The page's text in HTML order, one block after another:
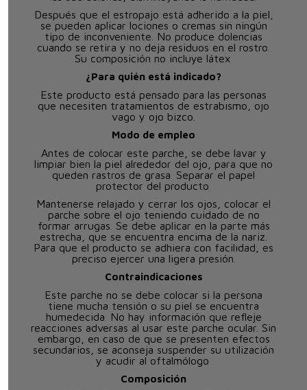
Después que el estropajo está adherido a la piel,
se pueden aplicar lociones o cremas sin ningún
tipo de inconveniente. No produce dolencias
cuando se retira y no deja residuos en el rostro.
Su composición no incluye látex.
¿Para quién está indicado?
Este producto está pensado para las personas
que necesiten tratamientos de estrabismo, ojo
vago y ojo bizco.
Modo de empleo
Antes de colocar este parche, se debe lavar y
limpiar bien la piel alrededor del ojo, para que no
queden rastros de grasa. Separar el papel
protector del producto.
Mantenerse relajado y cerrar los ojos, colocar el
parche sobre el ojo teniendo cuidado de no
formar arrugas. Se debe aplicar en la parte más
estrecha, que se encuentra encima de la nariz.
Para que el producto se adhiera con facilidad, es
preciso ejercer una ligera presión.
Contraindicaciones
Este parche no se debe colocar si la persona
tiene mucha tensión o su piel se encuentra
humedecida. No hay información que refleje
reacciones adversas al usar este parche ocular. Sin
embargo, en caso de que se presenten efectos
secundarios, se aconseja suspender su utilización
y acudir al oftalmólogo.
Composición